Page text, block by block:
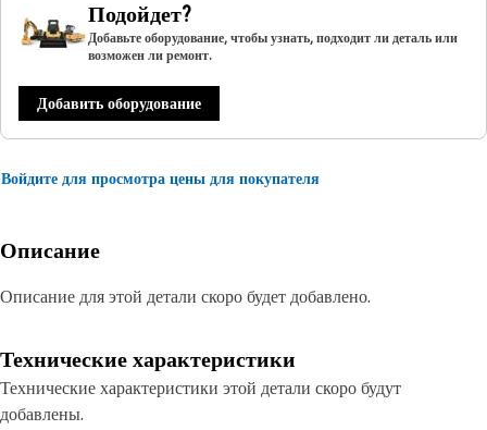
Подойдет?
Добавьте оборудование, чтобы узнать, подходит ли деталь или
возможен ли ремонт.
Добавить оборудование
Войдите для просмотра цены для покупателя
Описание
Описание для этой детали скоро будет добавлено.
Технические характеристики
Технические характеристики этой детали скоро будут
добавлены.